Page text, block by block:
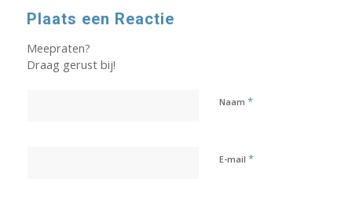
Plaats een Reactie
Meepraten?
Draag gerust bij!
Naam *
E-mail *